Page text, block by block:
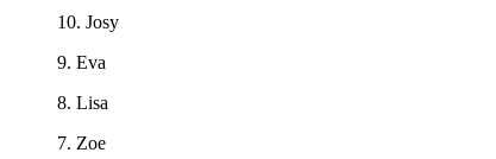
10. Josy
9. Eva
8. Lisa
7. Zoe